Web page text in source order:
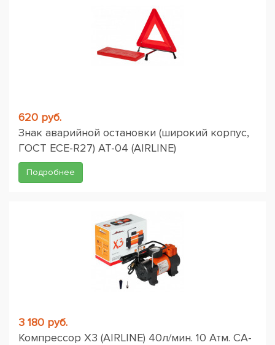
620 руб.
Знак аварийной остановки (широкий корпус,
ГОСТ ЕСЕ-R27) AT-04 (AIRLINE)
Подробнее
3 180 руб.
Компрессор X3 (AIRLINE) 40л/мин. 10 Атм. CA-